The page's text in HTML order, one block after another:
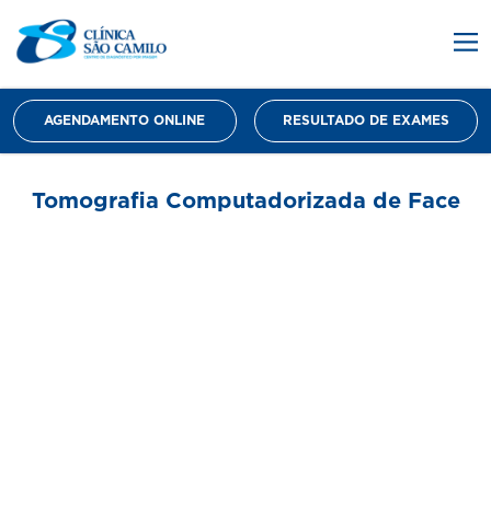
AGENDAMENTO ONLINE RESULTADO DE EXAMES
Tomografia Computadorizada de Face